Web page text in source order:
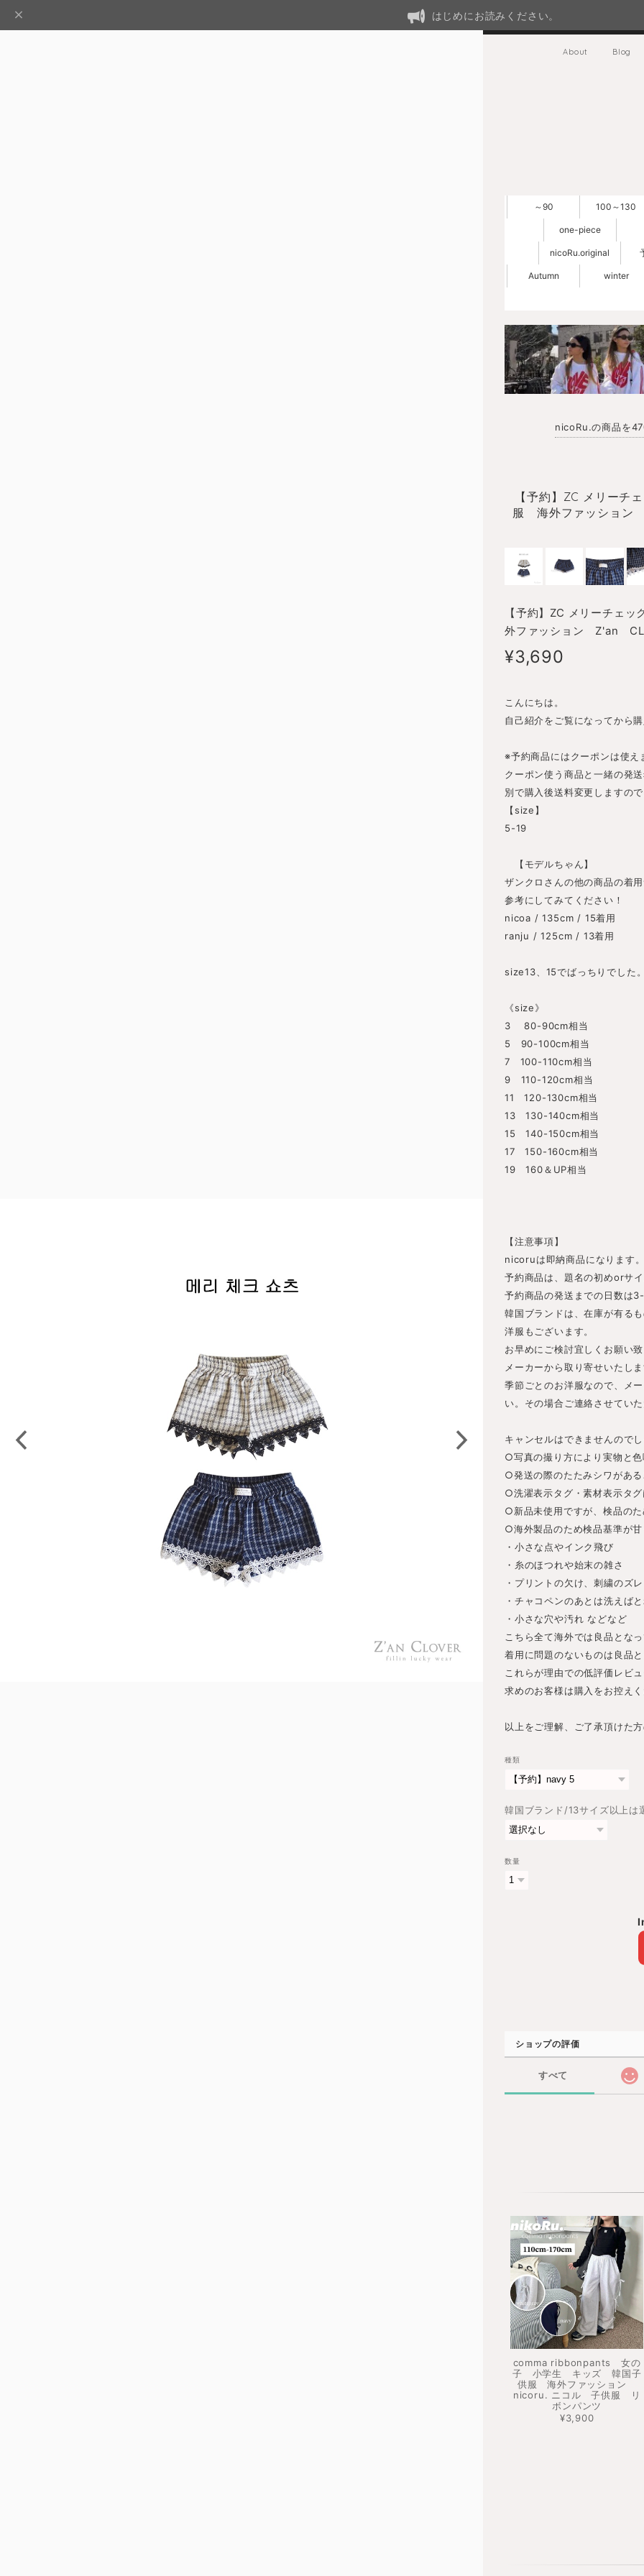
はじめにお読みください。
About Blog
～90 100～130
one-piece
nicoRu.original
Autumn winter
nicoRu.の商品を
【予約】ZC メリー
服 海外ファッショ
【予約】ZC メリーチ
外ファッション Z'an
¥3,690
こんにちは。
自己紹介をご覧になってから購
※予約商品にはクーポンは使え
クーポン使う商品と一緒の発
別で購入後送料変更しますので
【size】
5-19
【モデルちゃん】
ザンクロさんの他の商品の着用
参考にしてみてください！
nicoa / 135cm / 15着用
ranju / 125cm / 13着用
size13、15でばっちりでした。
《size》
3 80-90cm相当
5 90-100cm相当
7 100-110cm相当
9 110-120cm相当
11 120-130cm相当
13 130-140cm相当
15 140-150cm相当
17 150-160cm相当
19 160＆UP相当
【注意事項】
nicoruは即納商品になります。
予約商品は、題名の初めorサ
予約商品の発送までの日数は
韓国ブランドは、在庫が有る
洋服もございます。
お早めにご検討宜しくお願い致
メーカーから取り寄せいたしま
季節ごとのお洋服なので、メ
い。その場合ご連絡させていた
キャンセルはできませんので
○写真の撮り方により実物と色
○発送の際のたたみシワがある
○洗濯表示タグ・素材表示タグ
○新品未使用ですが、検品のた
○海外製品のため検品基準が甘
・小さな点やインク飛び
・糸のほつれや始末の雑さ
・プリントの欠け、刺繍のズレ
・チャコペンのあとは洗えば
・小さな穴や汚れ などなど
こちら全て海外では良品となっ
着用に問題のないものは良品
これらが理由での低評価レビ
求めのお客様は購入をお控えく
以上をご理解、ご了承頂けた
種類
韓国ブランド/13サイズ以上は
数量
ショップの評価
すべて
comma ribbonpants 女の
子 小学生 キッズ 韓国子
供服 海外ファッション
nicoru. ニコル 子供服 リ
ボンパンツ
¥3,900